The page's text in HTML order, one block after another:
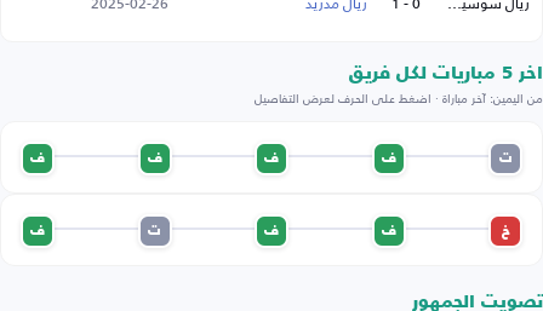
اخر 5 مباريات لكل فريق
من اليمين: آخر مباراة · اضغط على الحرف لعرض التفاصيل
ت ف ف ف ف
خ ف ف ت ف
تصويت الجمهور